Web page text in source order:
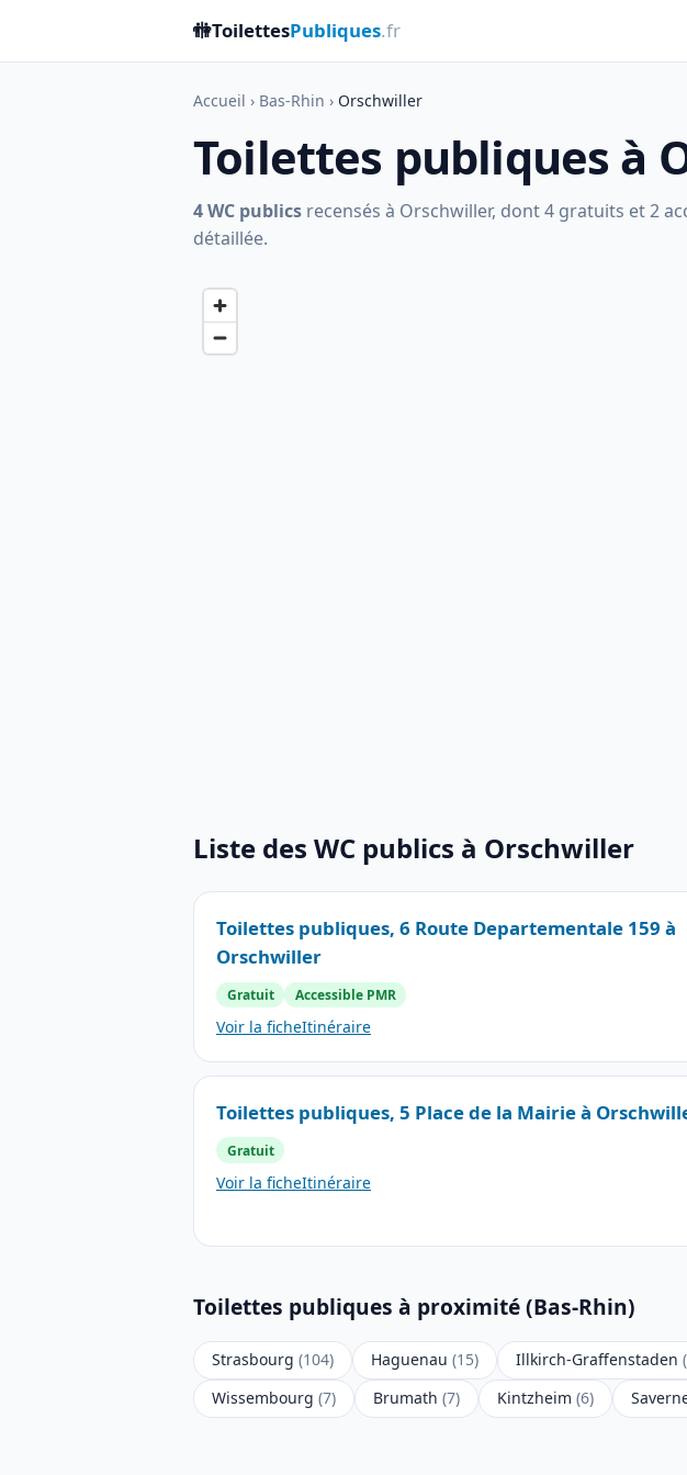
🚻ToilettesPubliques.fr
Accueil › Bas-Rhin › Orschwiller
Toilettes publiques à
4 WC publics recensés à Orschwiller, dont 4 gratuits et 2
détaillée.
Liste des WC publics à Orschwiller
Toilettes publiques, 6 Route Departementale 159 à
Orschwiller
Gratuit Accessible PMR
Voir la ficheItinéraire
Toilettes publiques, 5 Place de la Mairie à
Gratuit
Voir la ficheItinéraire
Toilettes publiques à proximité (Bas-Rhin)
Strasbourg (104) Haguenau (15) Illkirch-Graffenstaden
Wissembourg (7) Brumath (7) Kintzheim (6)